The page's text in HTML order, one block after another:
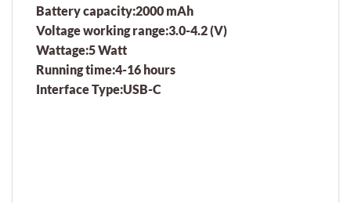
Battery capacity:2000 mAh
Voltage working range:3.0-4.2 (V)
Wattage:5 Watt
Running time:4-16 hours
Interface Type:USB-C